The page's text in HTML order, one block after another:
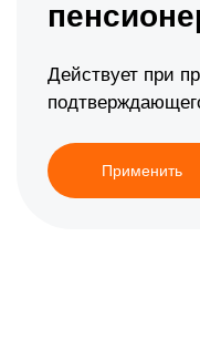
Действует при
Применить